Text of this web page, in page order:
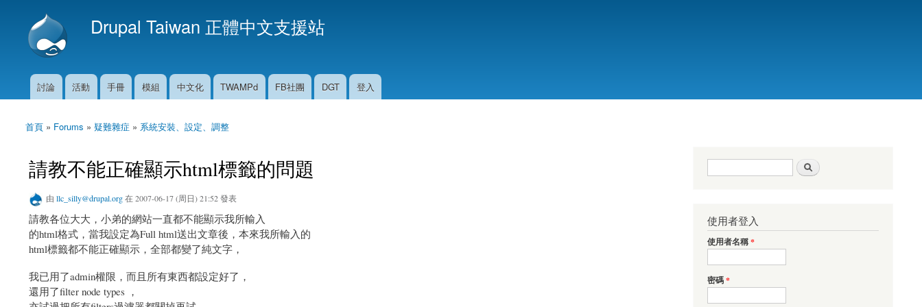
Drupal Taiwan 正體中文支援站
主選單
討論 活動 手冊 模組 中文化 TWAMPd FB社團 DGT 登入
您在這裡
首頁 » Forums » 疑難雜症 » 系統安裝、設定、調整
請教不能正確顯示html標籤的問題
由 llc_silly@drupal.org在 2007-06-17 (周日) 21:52 發表
請教各位大大，小弟的網站一直都不能顯示我所輸入
的html格式，當我設定為Full html送出文章後，本來我所輸入的
html標籤都不能正確顯示，全部都變了純文字，
我已用了admin權限，而且所有東西都設定好了，
還用了filter node types ，
搜尋表單
使用者登入
使用者名稱*
密碼*